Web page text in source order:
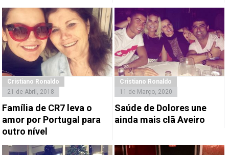
Cristiano Ronaldo
21 de Abril, 2018
Família de CR7 leva o
amor por Portugal para
outro nível
Cristiano Ronaldo
11 de Março, 2020
Saúde de Dolores une
ainda mais clã Aveiro